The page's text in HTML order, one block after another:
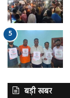
बड़ी खबर